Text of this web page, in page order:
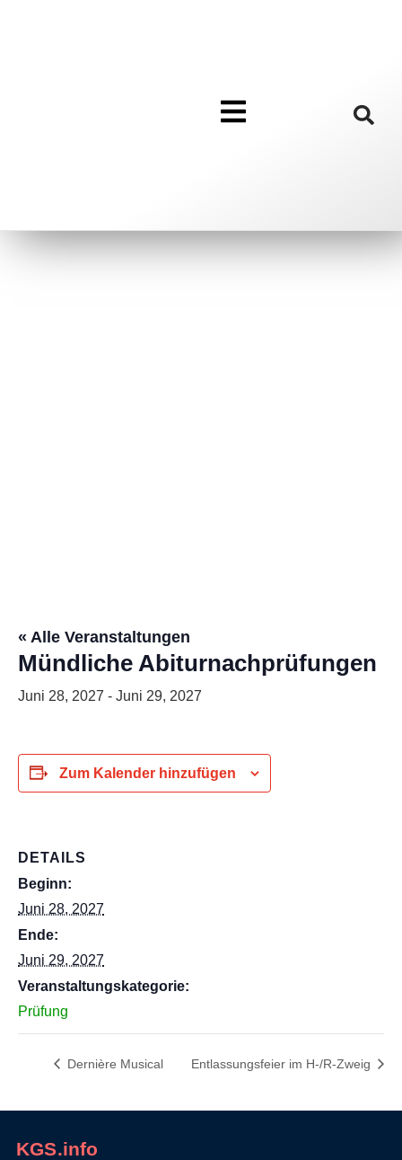
« Alle Veranstaltungen
Mündliche Abiturnachprüfungen
Juni 28, 2027 - Juni 29, 2027
Zum Kalender hinzufügen
DETAILS
Beginn:
Juni 28, 2027
Ende:
Juni 29, 2027
Veranstaltungskategorie:
Prüfung
Dernière Musical Entlassungsfeier im H-/R-Zweig
KGS.info